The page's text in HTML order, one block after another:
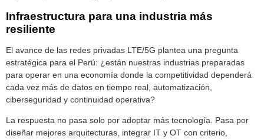
Infraestructura para una industria más
resiliente
El avance de las redes privadas LTE/5G plantea una pregunta
estratégica para el Perú: ¿están nuestras industrias preparadas
para operar en una economía donde la competitividad dependerá
cada vez más de datos en tiempo real, automatización,
ciberseguridad y continuidad operativa?
La respuesta no pasa solo por adoptar más tecnología. Pasa por
diseñar mejores arquitecturas, integrar IT y OT con criterio,